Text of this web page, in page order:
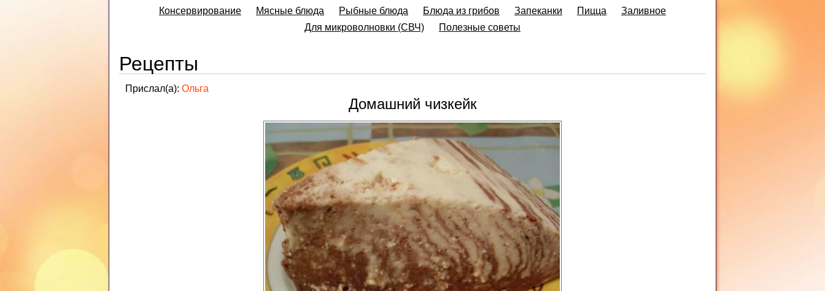
Консервирование
Мясные блюда Рыбные блюда Блюда из грибов Запеканки Пицца
Заливное
Для микроволновки (СВЧ)
Полезные советы
Рецепты
Прислал(а): Ольга
Домашний чизкейк